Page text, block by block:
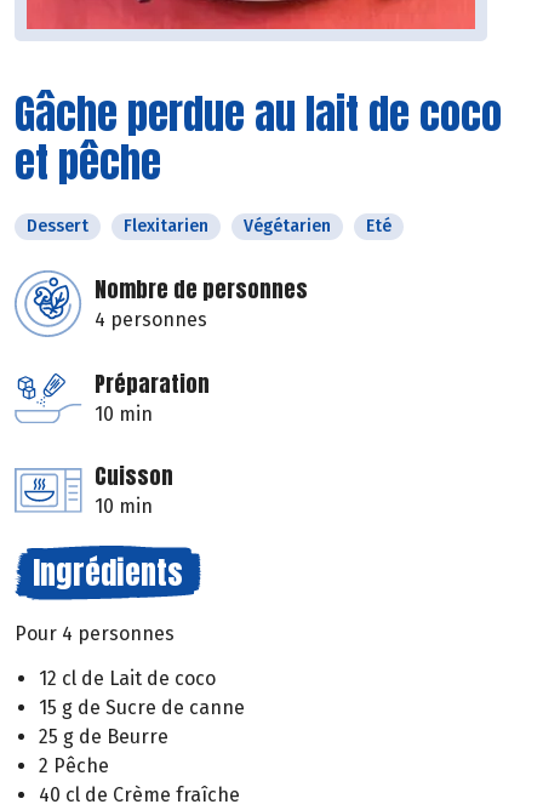
Gâche perdue au lait de coco
et pêche
Dessert Flexitarien Végétarien Eté
Nombre de personnes
4 personnes
Préparation
10 min
Cuisson
10 min
Ingrédients
Pour 4 personnes
12 cl de Lait de coco
15 g de Sucre de canne
25 g de Beurre
2 Pêche
40 cl de Crème fraîche